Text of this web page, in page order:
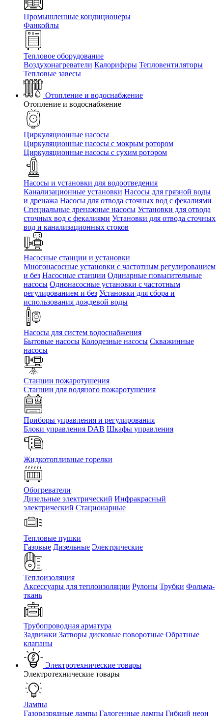
Промышленные кондиционеры
Фанкойлы
Тепловое оборудование
Воздухонагреватели Калориферы Тепловентиляторы
Тепловые завесы
Отопление и водоснабжение
Отопление и водоснабжение
Циркуляционные насосы
Циркуляционные насосы с мокрым ротором
Циркуляционные насосы с сухим ротором
Насосы и установки для водоотведения
Канализационные установки Насосы для грязной воды
и дренажа Насосы для отвода сточных вод c фекалиями
Специальные дренажные насосы Установки для отвода
сточных вод c фекалиями Установки для отвода сточных
вод и канализационных стоков
Насосные станции и установки
Многонасосные установки с частотным регулированием
и без Насосные станции Одинарные повысительные
насосы Однонасосные установки с частотным
регулированием и без Установки для сбора и
использования дождевой воды
Насосы для систем водоснабжения
Бытовые насосы Колодезные насосы Скважинные
насосы
Станции пожаротушения
Станции для водяного пожаротушения
Приборы управления и регулирования
Блоки управления DAB Шкафы управления
Жидкотопливные горелки
Обогреватели
Дизельные электрический Инфракрасный
электрический Стационарные
Тепловые пушки
Газовые Дизельные Электрические
Теплоизоляция
Аксессуары для теплоизоляции Рулоны Трубки Фольма-
ткань
Трубопроводная арматура
Задвижки Затворы дисковые поворотные Обратные
клапаны
Электротехнические товары
Электротехнические товары
Лампы
Газоразрядные лампы Галогенные лампы Гибкий неон